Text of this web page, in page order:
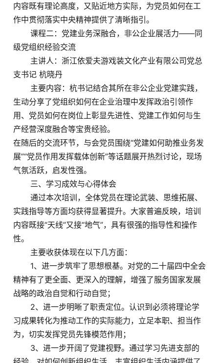
内容既有理论高度，又贴近地方实际，为党员如何在工
作中贯彻落实中央精神提供了清晰指引。
课程二：党建业务深融合，非公企业展活力——同
级党组织经验交流
主讲人：浙江依爱夫游戏装文化产业有限公司党总
支书记 杭晓丹
主要内容：杭书记结合其所在非公企业党建实践，
生动分享了党组织如何在企业治理中发挥政治引领作
用、党员如何在岗位上彰显先进性、党建工作如何与生
产经营深度融合等宝贵经验。
在随后的交流环节，与会党员围绕“党建如何助推业务发
展”“党员作用发挥载体创新”等话题展开热烈讨论，现场
气氛活跃，启发性强。
三、学习成效与心得体会
通过本次培训，全体党员在理论武装、思维拓展、
实践指导等方面均获得显著提升。大家普遍反映，培训
内容既接“天线”又接“地气”，具有很强的指导性和操作
性。
主要收获体现在以下几方面：
1、进一步筑牢了思想根基。对党的二十届四中全会
精神有了更全面、更深入的理解，增强了服务国家发展
战略的政治自觉和行动自觉；
2、进一步明晰了职责定位。认识到必须将理论学
习成果转化为推动工作的实际能力，立足本职、担当作
为，切实发挥党员先锋模范作用；
3、进一步开阔了党建视野。通过学习先进支部的